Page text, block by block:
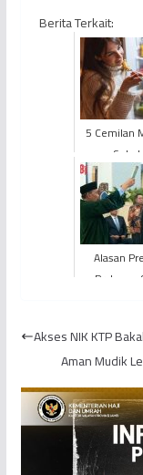
Berita Terkait:
5 Cemilan
yang
Alasan
Prabowo
Akses NIK KTP
Aman Mudik